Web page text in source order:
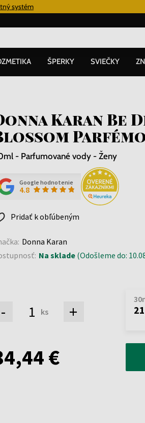
systém
ŠPERKY SVIEČKY
Karan Be
- Parfumované vody - Ženy
Google hodnotenie
4.8
Pridať k obľúbeným
Donna Karan
Na sklade(Odošleme do:
- ks +
€